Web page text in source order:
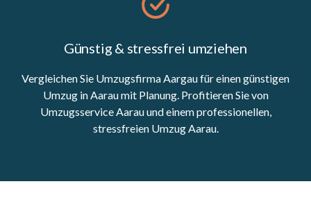
Günstig & stressfrei umziehen
Vergleichen Sie Umzugsfirma Aargau für einen günstigen
Umzug in Aarau mit Planung. Profitieren Sie von
Umzugsservice Aarau und einem professionellen,
stressfreien Umzug Aarau.